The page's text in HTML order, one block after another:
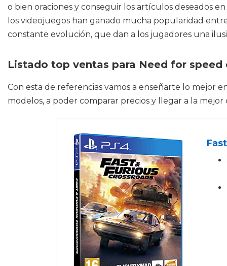
o bien oraciones y conseguir los artículos deseados
los videojuegos han ganado mucha popularidad
constante evolución, que dan a los jugadores una
Listado top ventas para Need for speed
Con esta de referencias vamos a enseñarte lo mejor
modelos, a poder comparar precios y llegar a la mejor